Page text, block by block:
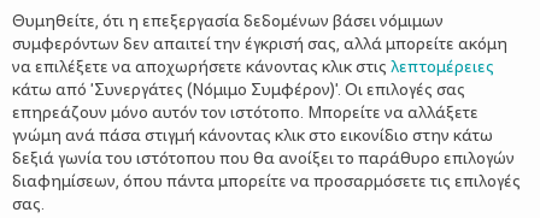
Διατροφή της εγκύου
Θυμηθείτε, ότι η επεξεργασία δεδομένων βάσει νόμιμων
συμφερόντων δεν απαιτεί την έγκρισή σας, αλλά μπορείτε ακόμη
να επιλέξετε να αποχωρήσετε κάνοντας κλικ στις λεπτομέρειες
κάτω από 'Συνεργάτες (Νόμιμο Συμφέρον)'. Οι επιλογές σας
επηρεάζουν μόνο αυτόν τον ιστότοπο. Μπορείτε να αλλάξετε
γνώμη ανά πάσα στιγμή κάνοντας κλικ στο εικονίδιο στην κάτω
δεξιά γωνία του ιστότοπου που θα ανοίξει το παράθυρο επιλογών
διαφημίσεων, όπου πάντα μπορείτε να προσαρμόσετε τις επιλογές
σας.